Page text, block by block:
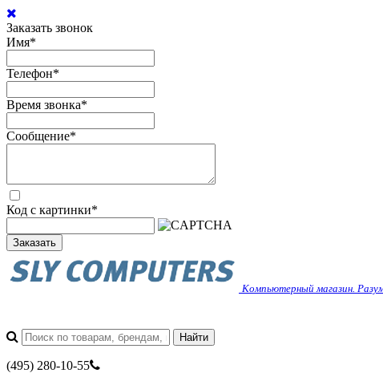
Заказать звонок
Имя*
Телефон*
Время звонка*
Сообщение*
Код с картинки*
Заказать
Компьютерный магазин.
(495) 280-10-55